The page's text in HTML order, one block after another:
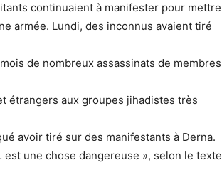
continuaient à manifester pour mettre
armée. Lundi, des inconnus avaient tiré
de nombreux assassinats de membres
étrangers aux groupes jihadistes très
avoir tiré sur des manifestants à Derna.
une chose dangereuse », selon le texte